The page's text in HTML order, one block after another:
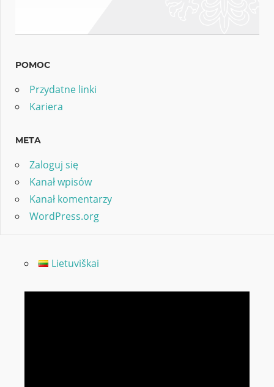
POMOC
Przydatne linki
Kariera
META
Zaloguj się
Kanał wpisów
Kanał komentarzy
WordPress.org
Lietuviškai